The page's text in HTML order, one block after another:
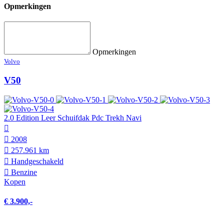
Opmerkingen
Opmerkingen
Volvo
V50
2.0 Edition Leer Schuifdak Pdc Trekh Navi
2008
257.961 km
Hand­geschakeld
Benzine
Kopen
€ 3.900,-